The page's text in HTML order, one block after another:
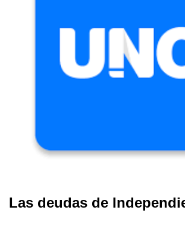
Las deudas de